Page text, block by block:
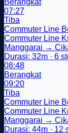
Berangkat
07:27
Tiba
Commuter Line
Commuter Line
Manggarai →
Durasi: 32m · 6
08:48
Berangkat
09:20
Tiba
Commuter Line
Commuter Line
Manggarai →
Durasi: 44m · 12